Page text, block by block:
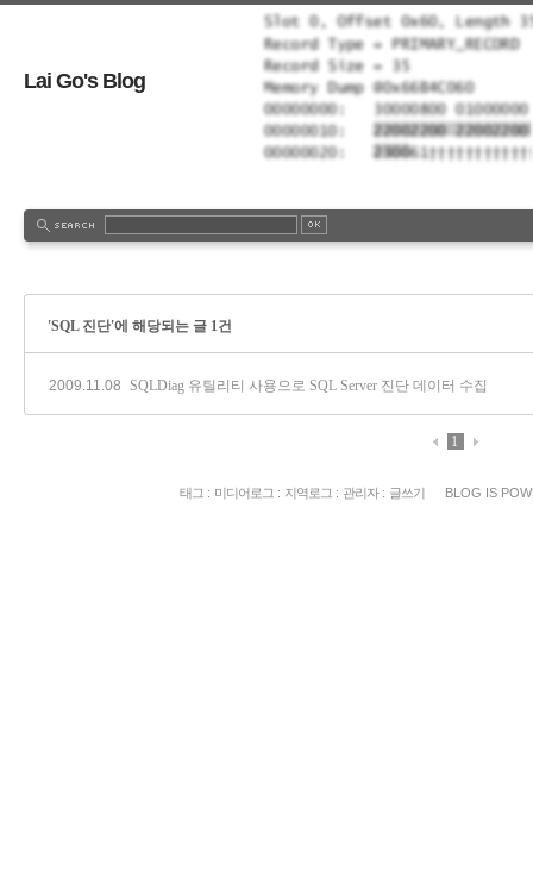
Lai Go's Blog
'SQL 진단'에 해당되는 글 1건
2009.11.08 SQLDiag 유틸리티 사용으로 SQL Server 진단 데이터 수집
1
태그 : 미디어로그 : 지역로그 : 관리자: 글쓰기 BLOG IS